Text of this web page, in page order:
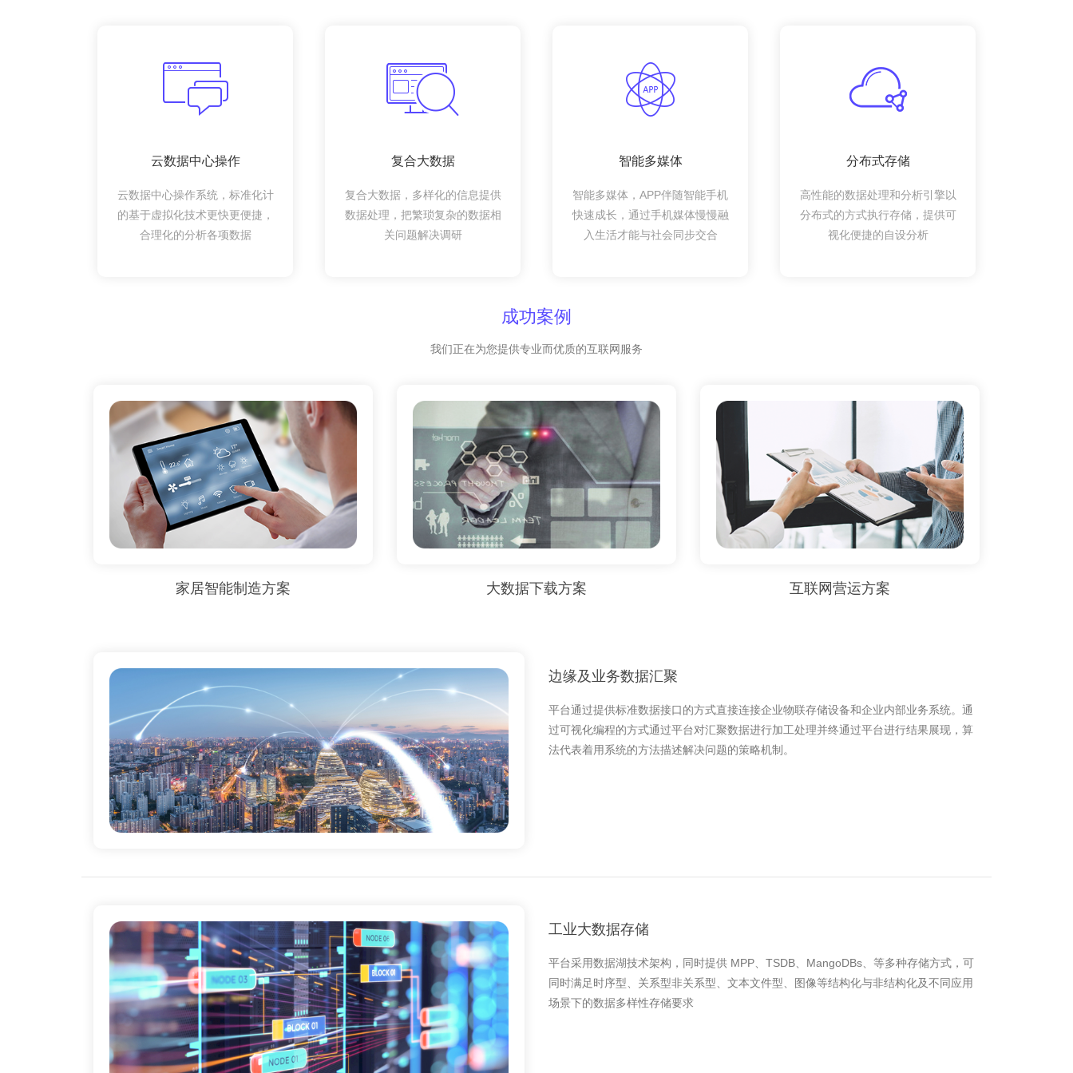
云数据中心操作
云数据中心操作系统，标准化计
的基于虚拟化技术更快更便捷，
合理化的分析各项数据
复合大数据
复合大数据，多样化的信息提供
数据处理，把繁琐复杂的数据相
关问题解决调研
智能多媒体
智能多媒体，APP伴随智能手机
快速成长，通过手机媒体慢慢融
入生活才能与社会同步交合
分布式存储
高性能的数据处理和分析引擎以
分布式的方式执行存储，提供可
视化便捷的自设分析
成功案例
我们正在为您提供专业而优质的互联网服务
家居智能制造方案 大数据下载方案 互联网营运方案
边缘及业务数据汇聚
平台通过提供标准数据接口的方式直接连接企业物联存储设备和企业内部业务系统。通
过可视化编程的方式通过平台对汇聚数据进行加工处理并终通过平台进行结果展现，算
法代表着用系统的方法描述解决问题的策略机制。
工业大数据存储
平台采用数据湖技术架构，同时提供 MPP、TSDB、MangoDBs、等多种存储方式，可
同时满足时序型、关系型非关系型、文本文件型、图像等结构化与非结构化及不同应用
场景下的数据多样性存储要求